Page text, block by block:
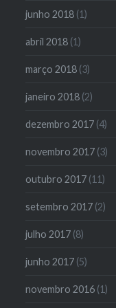
junho 2018 (1)
abril 2018 (1)
março 2018 (3)
janeiro 2018 (2)
dezembro 2017 (4)
novembro 2017 (3)
outubro 2017 (11)
setembro 2017 (2)
julho 2017 (8)
junho 2017 (5)
novembro 2016 (1)